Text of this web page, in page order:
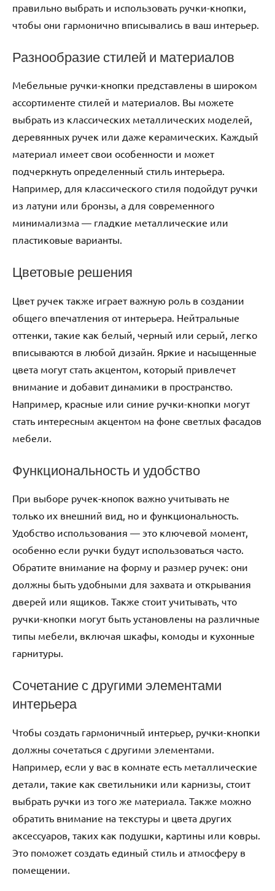
правильно выбрать и использовать ручки-кнопки,
чтобы они гармонично вписывались в ваш интерьер.
Разнообразие стилей и материалов
Мебельные ручки-кнопки представлены в широком
ассортименте стилей и материалов. Вы можете
выбрать из классических металлических моделей,
деревянных ручек или даже керамических. Каждый
материал имеет свои особенности и может
подчеркнуть определенный стиль интерьера.
Например, для классического стиля подойдут ручки
из латуни или бронзы, а для современного
минимализма — гладкие металлические или
пластиковые варианты.
Цветовые решения
Цвет ручек также играет важную роль в создании
общего впечатления от интерьера. Нейтральные
оттенки, такие как белый, черный или серый, легко
вписываются в любой дизайн. Яркие и насыщенные
цвета могут стать акцентом, который привлечет
внимание и добавит динамики в пространство.
Например, красные или синие ручки-кнопки могут
стать интересным акцентом на фоне светлых фасадов
мебели.
Функциональность и удобство
При выборе ручек-кнопок важно учитывать не
только их внешний вид, но и функциональность.
Удобство использования — это ключевой момент,
особенно если ручки будут использоваться часто.
Обратите внимание на форму и размер ручек: они
должны быть удобными для захвата и открывания
дверей или ящиков. Также стоит учитывать, что
ручки-кнопки могут быть установлены на различные
типы мебели, включая шкафы, комоды и кухонные
гарнитуры.
Сочетание с другими элементами
интерьера
Чтобы создать гармоничный интерьер, ручки-кнопки
должны сочетаться с другими элементами.
Например, если у вас в комнате есть металлические
детали, такие как светильники или карнизы, стоит
выбрать ручки из того же материала. Также можно
обратить внимание на текстуры и цвета других
аксессуаров, таких как подушки, картины или ковры.
Это поможет создать единый стиль и атмосферу в
помещении.